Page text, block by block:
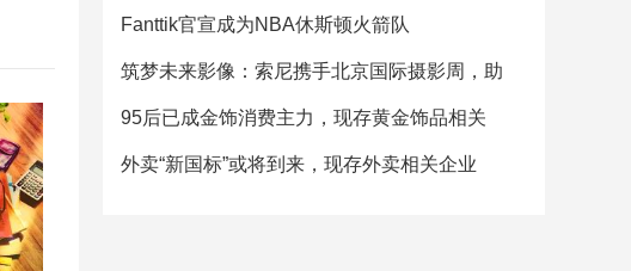
Fanttik官宣成为NBA休斯顿火箭队
筑梦未来影像：索尼携手北京国际摄影周，助
95后已成金饰消费主力，现存黄金饰品相关
外卖“新国标”或将到来，现存外卖相关企业